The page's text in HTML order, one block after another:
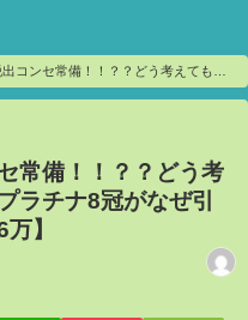
出コンセ常備！！？？どう考えても強
か解説【微総課金6万】
常備！！？？どう考
ラチナ8冠がなぜ引
】